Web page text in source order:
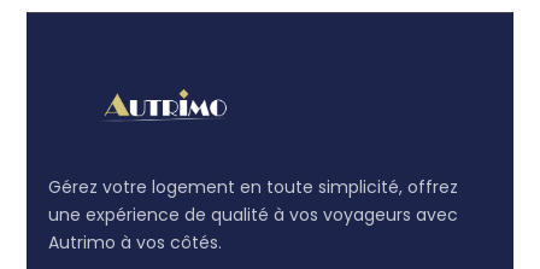
Gérez votre logement en toute simplicité, offrez
une expérience de qualité à vos voyageurs avec
Autrimo à vos côtés.